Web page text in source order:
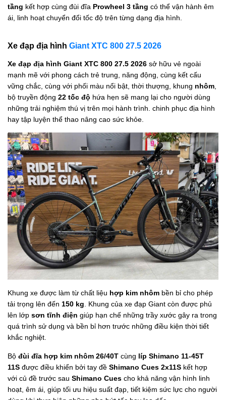
tầng kết hợp cùng đùi đĩa Prowheel 3 tầng có thể vận hành êm
ái, linh hoạt chuyển đổi tốc độ trên từng dạng địa hình.
Xe đạp địa hình Giant XTC 800 27.5 2026
Xe đạp địa hình Giant XTC 800 27.5 2026 sở hữu vẻ ngoài
mạnh mẽ với phong cách trẻ trung, năng động, cùng kết cấu
vững chắc, cùng với phối màu nổi bật, thời thượng, khung nhôm
bộ truyền động 22 tốc độ hứa hẹn sẽ mang lại cho người dùng
những trải nghiệm thú vị trên mọi hành trình. chinh phục địa hình
hay tập luyện thể thao nâng cao sức khỏe.
Khung xe được làm từ chất liệu hợp kim nhôm bền bỉ cho phép
tải trọng lên đến 150 kg . Khung của xe đạp Giant còn được phủ
lên lớp sơn tĩnh điện giúp hạn chế những trầy xước gây ra trong
quá trình sử dụng và bền bỉ hơn trước những điều kiện thời tiết
khắc nghiệt.
Bộ đùi đĩa hợp kim nhôm 26/40T cùng líp Shimano 11-45T
11S được điều khiển bởi tay đề Shimano Cues 2x11S kết hợp
với củ đề trước sau Shimano Cues cho khả năng vận hình linh
hoạt, êm ái, giúp tối ưu hiệu suất đạp, tiết kiệm sức lực cho người